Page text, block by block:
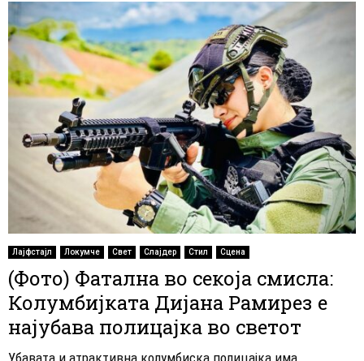
Лајфстајл Локумче Свет Слајдер Стил Сцена
(Фото) Фатална во секоја смисла:
Колумбијката Дијана Рамирез е
најубава полицајка во светот
Убавата и атрактивна колумбиска полицајка има